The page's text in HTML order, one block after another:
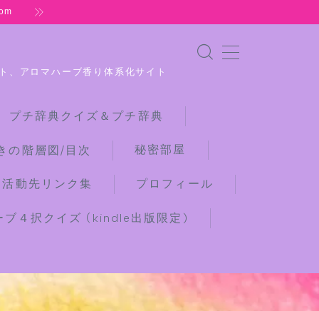
、アロマハーブ香り体系化サイト
チ辞典クイズ＆プチ辞典
の階層図/目次 秘密部屋
動先リンク集 プロフィール
４択クイズ (kindle出版限定)